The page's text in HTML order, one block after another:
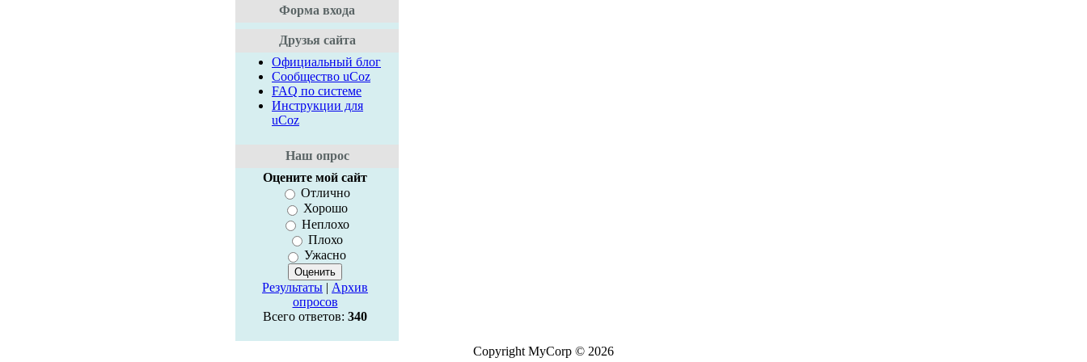
Форма входа
Друзья сайта
Официальный блог
Сообщество uCoz
FAQ по системе
Инструкции для
uCoz
Наш опрос
Оцените мой сайт
Отлично
Хорошо
Неплохо
Плохо
Ужасно
Результаты | Архив
опросов
Всего ответов: 340
Copyright MyCorp © 2026